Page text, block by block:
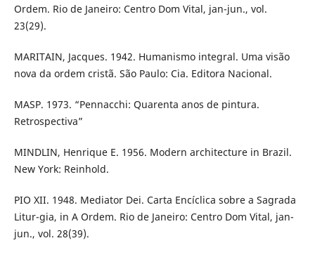
Ordem. Rio de Janeiro: Centro Dom Vital, jan-jun., vol.
23(29).
MARITAIN, Jacques. 1942. Humanismo integral. Uma visão
nova da ordem cristã. São Paulo: Cia. Editora Nacional.
MASP. 1973. “Pennacchi: Quarenta anos de pintura.
Retrospectiva”
MINDLIN, Henrique E. 1956. Modern architecture in Brazil.
New York: Reinhold.
PIO XII. 1948. Mediator Dei. Carta Encíclica sobre a Sagrada
Litur-gia, in A Ordem. Rio de Janeiro: Centro Dom Vital, jan-
jun., vol. 28(39).